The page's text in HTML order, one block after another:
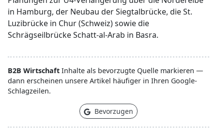
in Hamburg, der Neubau der Siegtalbrücke, die St.
Luzibrücke in Chur (Schweiz) sowie die
Schrägseilbrücke Schatt-al-Arab in Basra.
B2B Wirtschaft Inhalte als bevorzugte Quelle markieren —
dann erscheinen unsere Artikel häufiger in Ihren Google-
Schlagzeilen.
Bevorzugen